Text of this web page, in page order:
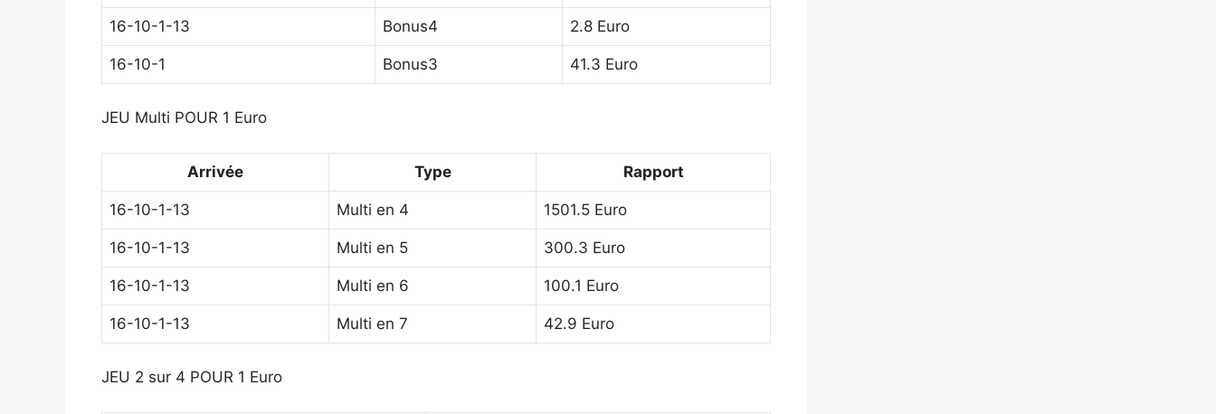
16-10-1-13 Bonus4 2.8 Euro
16-10-1 Bonus3 41.3 Euro
JEU Multi POUR 1 Euro
Arrivée Type Rapport
16-10-1-13 Multi en 4 1501.5 Euro
16-10-1-13 Multi en 5 300.3 Euro
16-10-1-13 Multi en 6 100.1 Euro
16-10-1-13 Multi en 7 42.9 Euro
JEU 2 sur 4 POUR 1 Euro